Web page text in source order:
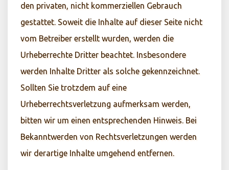
den privaten, nicht kommerziellen Gebrauch
gestattet. Soweit die Inhalte auf dieser Seite nicht
vom Betreiber erstellt wurden, werden die
Urheberrechte Dritter beachtet. Insbesondere
werden Inhalte Dritter als solche gekennzeichnet.
Sollten Sie trotzdem auf eine
Urheberrechtsverletzung aufmerksam werden,
bitten wir um einen entsprechenden Hinweis. Bei
Bekanntwerden von Rechtsverletzungen werden
wir derartige Inhalte umgehend entfernen.